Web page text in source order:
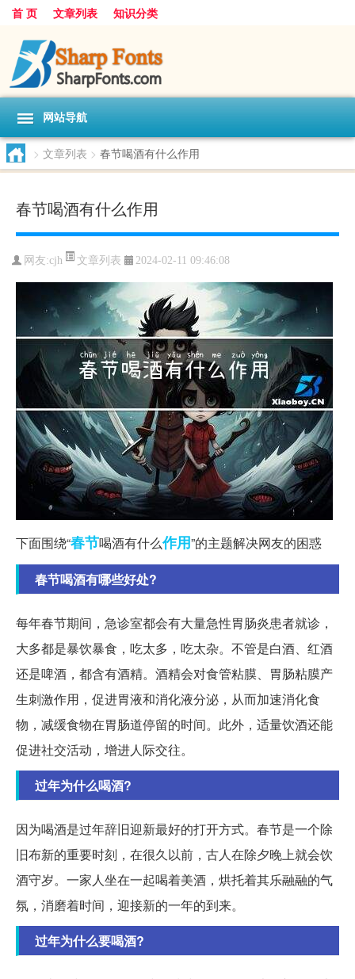
首 页 文章列表 知识分类
网站导航
> 文章列表 > 春节喝酒有什么作用
春节喝酒有什么作用
网友:cjh 文章列表 2024-02-11 09:46:08
下面围绕“春节喝酒有什么作用”的主题解决网友的困惑
春节喝酒有哪些好处?
每年春节期间，急诊室都会有大量急性胃肠炎患者就诊，
大多都是暴饮暴食，吃太多，吃太杂。不管是白酒、红酒
还是啤酒，都含有酒精。酒精会对食管粘膜、胃肠粘膜产
生刺激作用，促进胃液和消化液分泌，从而加速消化食
物，减缓食物在胃肠道停留的时间。此外，适量饮酒还能
促进社交活动，增进人际交往。
过年为什么喝酒?
因为喝酒是过年辞旧迎新最好的打开方式。春节是一个除
旧布新的重要时刻，在很久以前，古人在除夕晚上就会饮
酒守岁。一家人坐在一起喝着美酒，烘托着其乐融融的气
氛，消磨着时间，迎接新的一年的到来。
过年为什么要喝酒?